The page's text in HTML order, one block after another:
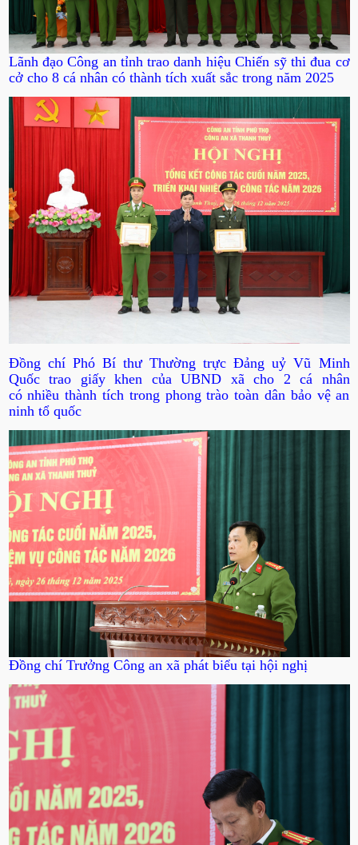
Lãnh đạo Công an tỉnh trao danh hiệu Chiến sỹ thi đua cơ
cở cho 8 cá nhân có thành tích xuất sắc trong năm 2025
Đồng chí Phó Bí thư Thường trực Đảng uỷ Vũ Minh
Quốc trao giấy khen của UBND xã cho 2 cá nhân
có nhiều thành tích trong phong trào toàn dân bảo vệ an
ninh tổ quốc
Đồng chí Trưởng Công an xã phát biểu tại hội nghị